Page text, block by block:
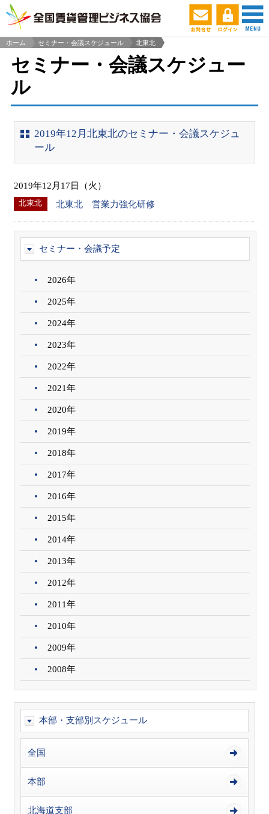
ホーム
セミナー・会議スケジュール
北東北
セミナー・会議スケジュー
ル
2019年12月北東北のセミナー・会議スケジュ
ール
2019年12月17日（火）
北東北 北東北 営業力強化研修
セミナー・会議予定
2026年
2025年
2024年
2023年
2022年
2021年
2020年
2019年
2018年
2017年
2016年
2015年
2014年
2013年
2012年
2011年
2010年
2009年
2008年
本部・支部別スケジュール
全国
本部
北海道支部